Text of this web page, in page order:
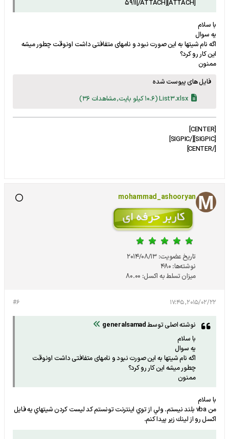
[ATTACH]5911[/ATTACH]
با سلام
یه سوال
اگه نام شیتها به این صورت نبود و نامهای متفافتی داشت اونوقت چطور میشه
این کار رو کرد؟
ممنون
فایل های پیوست شده
List3.xlsx(10.6 کیلو بایت, مشاهدات 36)
[CENTER]
[SIGPIC][/SIGPIC]
[/CENTER]
mohammad_ashooryan
تاریخ عضویت: 2014/08/13
نوشته‌ها: 480
میزان تسلط به اکسل: 80.00
#6 2015/02/22, 17:45
نوشته اصلی توسطgeneralsamad
با سلام
یه سوال
اگه نام شیتها به این صورت نبود و نامهای متفافتی داشت اونوقت
چطور میشه این کار رو کرد؟
ممنون
با سلام
من vba بلند نيستم. ولي از توي اينترنت تونستم كد ليست كردن شيتهاي يه فايل
اكسل رو از لينك زير پيدا كنم.